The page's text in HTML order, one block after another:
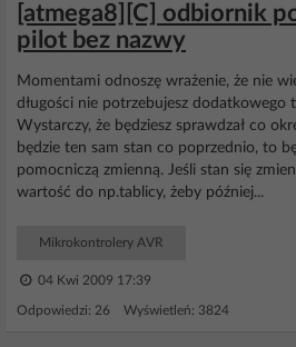
[atmega8][C] odbiornik
pilot bez nazwy
Momentami odnoszę wrażenie, że nie
długości nie potrzebujesz dodatkowego
Wystarczy, że będziesz sprawdzał co
będzie ten sam stan co poprzednio, to
pomocniczą zmienną. Jeśli stan się
wartość do np.tablicy, żeby później...
Mikrokontrolery AVR
04 Kwi 2009 17:39
Odpowiedzi: 26 Wyświetleń: 3824